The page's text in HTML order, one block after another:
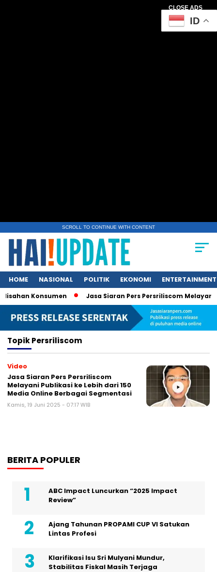
CLOSE ADS
SCROLL TO CONTINUE WITH CONTENT
HOME NASIONAL POLITIK EKONOMI ENTERTAINMENT
Konsumen Jasa Siaran Pers Persriliscom Melayani
TopikPersriliscom
Video
Jasa Siaran Pers Persriliscom
Melayani Publikasi ke Lebih dari 150
Media Online Berbagai Segmentasi
Kamis, 19 Juni 2025 - 07:17 WIB
BERITA POPULER
ABC Impact Luncurkan “2025 Impact
Review”
Ajang Tahunan PROPAMI CUP VI Satukan
Lintas Profesi
Klarifikasi Isu Sri Mulyani Mundur,
Stabilitas Fiskal Masih Terjaga
ID